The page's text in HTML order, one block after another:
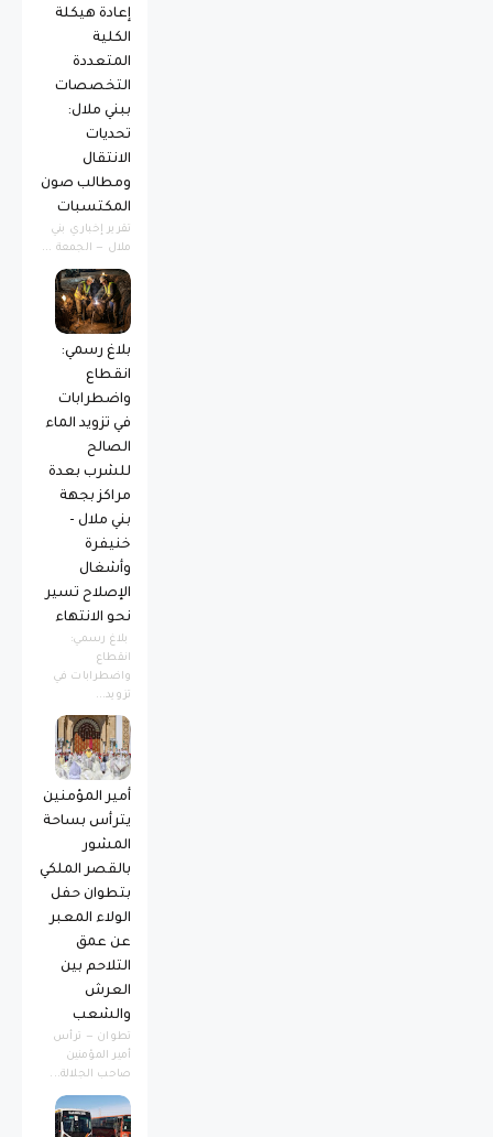
إعادة هيكلة
الكلية
المتعددة
التخصصات
ببني ملال:
تحديات
الانتقال
ومطالب صون
المكتسبات
​تقرير إخباري ​بني
ملال — الجمعة ...
بلاغ رسمي:
انقطاع
واضطرابات
في تزويد الماء
الصالح
للشرب بعدة
مراكز بجهة
بني ملال -
خنيفرة
وأشغال
الإصلاح تسير
نحو الانتهاء
بلاغ رسمي:
انقطاع
واضطرابات في
تزويد...
أمير المؤمنين
يترأس بساحة
المشور
بالقصر الملكي
بتطوان حفل
الولاء المعبر
عن عمق
التلاحم بين
العرش
والشعب
تطوان — ترأس
أمير المؤمنين
صاحب الجلالة...